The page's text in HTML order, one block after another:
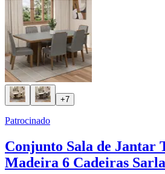
+7
Patrocinado
Conjunto Sala de Jantar
Madeira 6 Cadeiras